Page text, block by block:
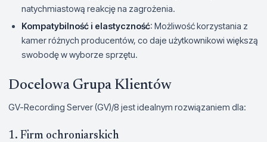
natychmiastową reakcję na zagrożenia.
Kompatybilność i elastyczność: Możliwość korzystania z
kamer różnych producentów, co daje użytkownikowi większą
swobodę w wyborze sprzętu.
Docelowa Grupa Klientów
GV-Recording Server (GV)/8 jest idealnym rozwiązaniem dla:
1. Firm ochroniarskich